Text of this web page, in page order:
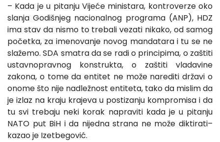
– Kada je u pitanju Vijeće ministara, kontroverze oko
slanja Godišnjeg nacionalnog programa (ANP), HDZ
ima stav da nismo to trebali vezati nikako, od samog
početka, za imenovanje novog mandatara i tu se ne
slažemo. SDA smatra da se radi o principima, o zaštiti
ustavnopravnog konstrukta, o zaštiti vladavine
zakona, o tome da entitet ne može narediti državi o
onome što nije nadležnost entiteta, tako da mislim da
je izlaz na kraju krajeva u postizanju kompromisa i da
tu svi trebaju neki korak napraviti kada je u pitanju
NATO put BiH i da nijedna strana ne može diktirati–
kazao je Izetbegović.